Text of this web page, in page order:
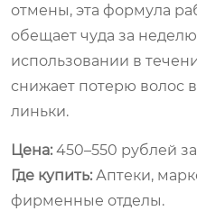
отмены, эта формула
обещает чуда за
использовании в
снижает потерю волос
линьки.
Цена: 450–550 рублей
Где купить: Аптеки,
фирменные отделы.